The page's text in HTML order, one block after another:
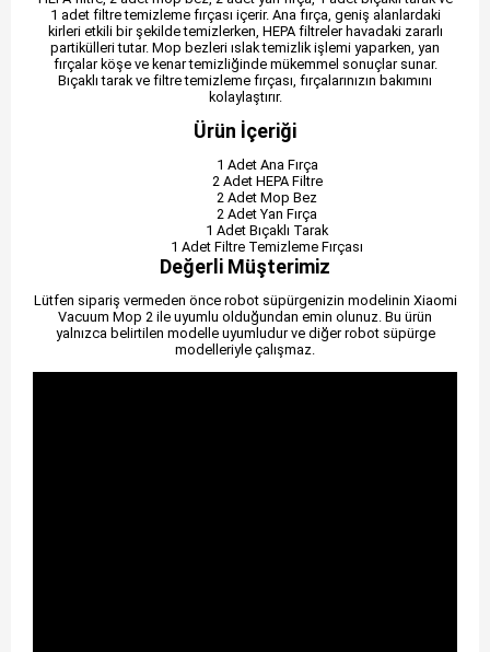
1 adet filtre temizleme fırçası içerir. Ana fırça, geniş alanlardaki
kirleri etkili bir şekilde temizlerken, HEPA filtreler havadaki zararlı
partikülleri tutar. Mop bezleri ıslak temizlik işlemi yaparken, yan
fırçalar köşe ve kenar temizliğinde mükemmel sonuçlar sunar.
Bıçaklı tarak ve filtre temizleme fırçası, fırçalarınızın bakımını
kolaylaştırır.
Ürün İçeriği
1 Adet Ana Fırça
2 Adet HEPA Filtre
2 Adet Mop Bez
2 Adet Yan Fırça
1 Adet Bıçaklı Tarak
1 Adet Filtre Temizleme Fırçası
Değerli Müşterimiz
Lütfen sipariş vermeden önce robot süpürgenizin modelinin Xiaomi
Vacuum Mop 2 ile uyumlu olduğundan emin olunuz. Bu ürün
yalnızca belirtilen modelle uyumludur ve diğer robot süpürge
modelleriyle çalışmaz.